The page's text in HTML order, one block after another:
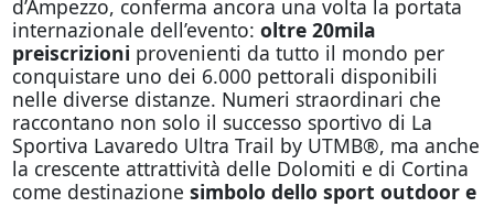
d’Ampezzo, conferma ancora una volta la portata
internazionale dell’evento: oltre 20mila
preiscrizioni provenienti da tutto il mondo per
conquistare uno dei 6.000 pettorali disponibili
nelle diverse distanze. Numeri straordinari che
raccontano non solo il successo sportivo di La
Sportiva Lavaredo Ultra Trail by UTMB®, ma anche
la crescente attrattività delle Dolomiti e di Cortina
come destinazione simbolo dello sport outdoor e